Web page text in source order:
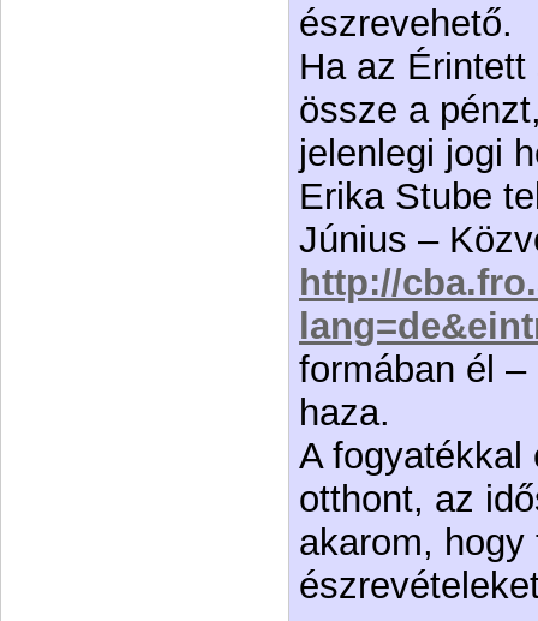
észrevehető.
Ha az
össze a
jelenlegi jogi
Erika Stube
Június –
http://
formában él
haza.
A fogyatékkal
otthont, az
akarom, hogy